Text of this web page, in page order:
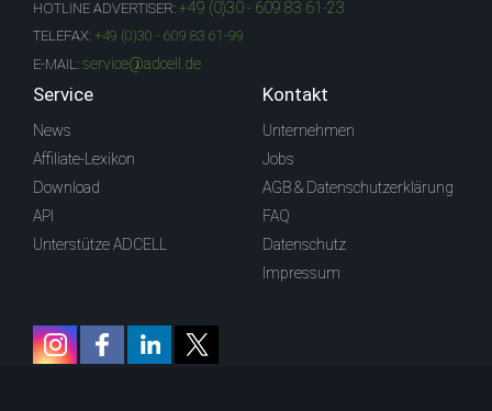
HOTLINE ADVERTISER: +49 (0)30 - 609 83 61-23
TELEFAX: +49 (0)30 - 609 83 61-99
E-MAIL: service@adcell.de
Service
News
Affiliate-Lexikon
Download
API
Unterstütze ADCELL
Kontakt
Unternehmen
Jobs
AGB & Datenschutzerklärung
FAQ
Datenschutz
Impressum